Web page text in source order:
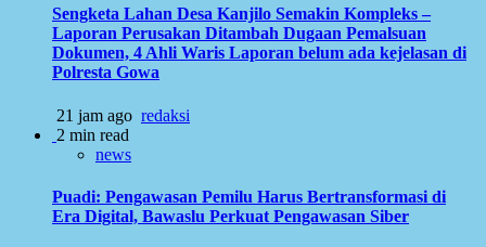
Sengketa Lahan Desa Kanjilo Semakin Kompleks –
Laporan Perusakan Ditambah Dugaan Pemalsuan
Dokumen, 4 Ahli Waris Laporan belum ada kejelasan di
Polresta Gowa
21 jam ago redaksi
2 min read
news
Puadi: Pengawasan Pemilu Harus Bertransformasi di
Era Digital, Bawaslu Perkuat Pengawasan Siber